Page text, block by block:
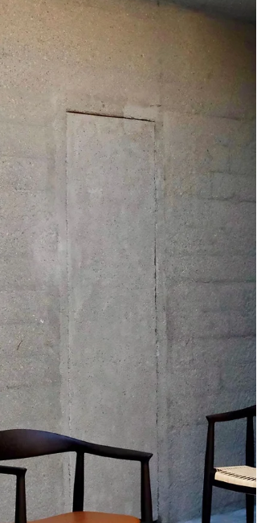
んの特別なコレクションをご覧いただけます。 多
くの方に足を運んでほしいです。 パンフレットの
ご用意ございます チャプターごとの会場構成に興
奮します 嬉しいことに、遠くへ引っ越されたお客
様がウェグナー展へ行かれ訪ねてきてくれまし
た。ウェグナーとPPモブラーの復習もかね？話し
尽きず楽しいひとときでした。 クラートにはウェ
グナーの定番的なダイニングチェアから最高傑作
といわれる名作家具までございます。会期に行か
れた方、行かれない方も是非、この機会にお越し
ください！ クラートでもウェグナーフェア開催い
たします。 #ウェグナーチェア #klartshoptrip (
2025.